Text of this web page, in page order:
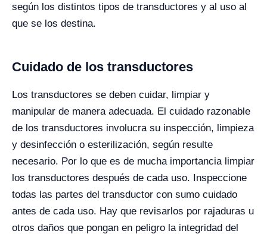
según los distintos tipos de transductores y al uso al
que se los destina.
Cuidado de los transductores
Los transductores se deben cuidar, limpiar y
manipular de manera adecuada. El cuidado razonable
de los transductores involucra su inspección, limpieza
y desinfección o esterilización, según resulte
necesario. Por lo que es de mucha importancia limpiar
los transductores después de cada uso. Inspeccione
todas las partes del transductor con sumo cuidado
antes de cada uso. Hay que revisarlos por rajaduras u
otros daños que pongan en peligro la integridad del